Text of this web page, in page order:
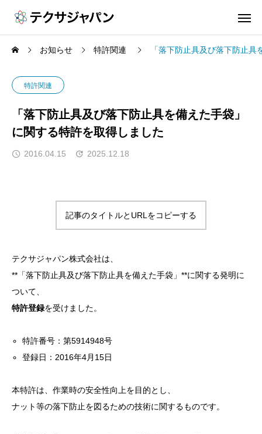
お知らせ 特許関連 「落下防止具及び落下防止
特許関連
「落下防止具及び落下防止具を備えた手袋」
に関する特許を取得しました
2016.04.15 2025.12.18
記事のタイトルとURLをコピーする
テクサジャパン株式会社は、
**「落下防止具及び落下防止具を備えた手袋」**に関する発明に
ついて、
特許登録を受けました。
特許番号：第5914948号
登録日：2016年4月15日
本特許は、作業時の安全性向上を目的とし、
ナット等の落下防止を図るための技術に関するものです。